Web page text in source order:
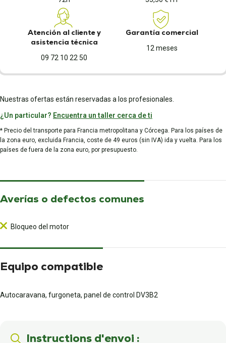
Atención al cliente y
asistencia técnica
09 72 10 22 50
Garantía comercial
12 meses
Nuestras ofertas están reservadas a los profesionales.
¿Un particular? Encuentra un taller cerca de ti
* Precio del transporte para Francia metropolitana y Córcega. Para los países de
la zona euro, excluida Francia, coste de 49 euros (sin IVA) ida y vuelta. Para los
países de fuera de la zona euro, por presupuesto.
Averías o defectos comunes
Bloqueo del motor
Equipo compatible
Autocaravana, furgoneta, panel de control DV3B2
Instructions d'envoi :